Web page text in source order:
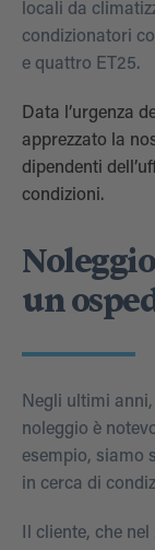
locali da
condizionatori
e quattro ET25.
Data l’urgenza
apprezzato la
dipendenti
condizioni.
un
Negli ultimi
noleggio è
esempio, siamo
in cerca di
Il cliente, che